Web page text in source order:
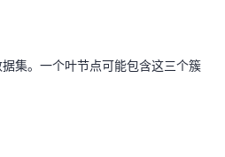
集。一个叶节点可能包含这三个簇